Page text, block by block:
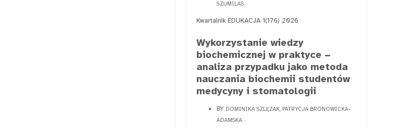
SZUMILAS
Kwartalnik EDUKACJA 1(176) 2026
Wykorzystanie wiedzy
biochemicznej w praktyce −
analiza przypadku jako metoda
nauczania biochemii studentów
medycyny i stomatologii
BY DOMINIKA SZLĘZAK, PATRYCJA BRONOWICKA-
ADAMSKA